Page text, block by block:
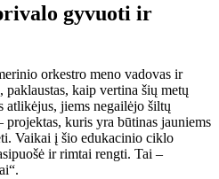
gyvuoti ir
orkestro meno vadovas ir
kaip vertina šių metų
atlikėjus, jiems negailėjo šiltų
kuris yra būtinas jauniems
Vaikai į šio edukacinio ciklo
ir rimtai rengti. Tai –